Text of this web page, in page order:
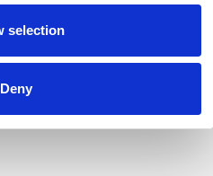
selection
Deny